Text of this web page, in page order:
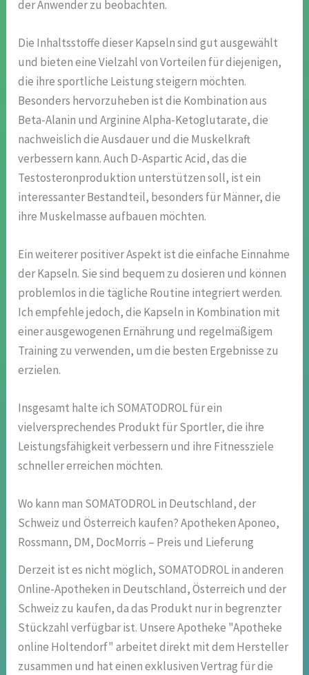
der Anwender zu beobachten.
Die Inhaltsstoffe dieser Kapseln sind gut ausgewählt
und bieten eine Vielzahl von Vorteilen für diejenigen,
die ihre sportliche Leistung steigern möchten.
Besonders hervorzuheben ist die Kombination aus
Beta-Alanin und Arginine Alpha-Ketoglutarate, die
nachweislich die Ausdauer und die Muskelkraft
verbessern kann. Auch D-Aspartic Acid, das die
Testosteronproduktion unterstützen soll, ist ein
interessanter Bestandteil, besonders für Männer, die
ihre Muskelmasse aufbauen möchten.
Ein weiterer positiver Aspekt ist die einfache Einnahme
der Kapseln. Sie sind bequem zu dosieren und können
problemlos in die tägliche Routine integriert werden.
Ich empfehle jedoch, die Kapseln in Kombination mit
einer ausgewogenen Ernährung und regelmäßigem
Training zu verwenden, um die besten Ergebnisse zu
erzielen.
Insgesamt halte ich SOMATODROL für ein
vielversprechendes Produkt für Sportler, die ihre
Leistungsfähigkeit verbessern und ihre Fitnessziele
schneller erreichen möchten.
Wo kann man SOMATODROL in Deutschland, der
Schweiz und Österreich kaufen? Apotheken Aponeo,
Rossmann, DM, DocMorris – Preis und Lieferung
Derzeit ist es nicht möglich, SOMATODROL in anderen
Online-Apotheken in Deutschland, Österreich und der
Schweiz zu kaufen, da das Produkt nur in begrenzter
Stückzahl verfügbar ist. Unsere Apotheke "Apotheke
online Holtendorf" arbeitet direkt mit dem Hersteller
zusammen und hat einen exklusiven Vertrag für die